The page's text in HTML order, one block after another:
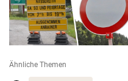
Ähnliche Themen